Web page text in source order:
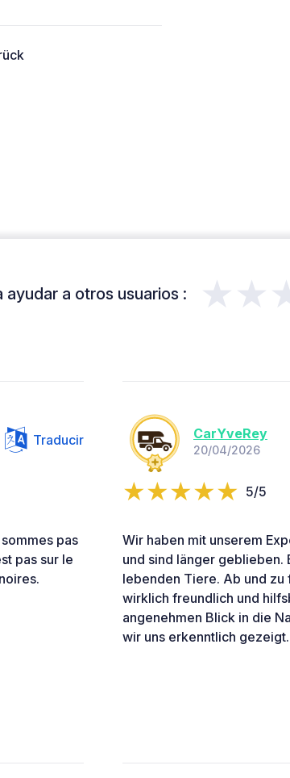
ayudar a otros usuarios :
Traducir
pas
pas sur le
CarYveRey
20/04/2026
5/5
Wir haben mit unserem
und sind länger geblieben.
lebenden Tiere. Ab und zu
wirklich freundlich und
angenehmen Blick in die
wir uns erkenntlich